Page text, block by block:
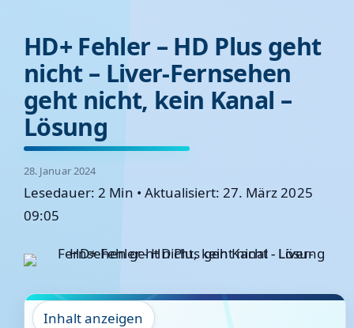
HD+ Fehler – HD Plus geht
nicht – Liver-Fernsehen
geht nicht, kein Kanal –
Lösung
28. Januar 2024
Lesedauer: 2 Min • Aktualisiert: 27. März 2025
09:05
Inhalt anzeigen